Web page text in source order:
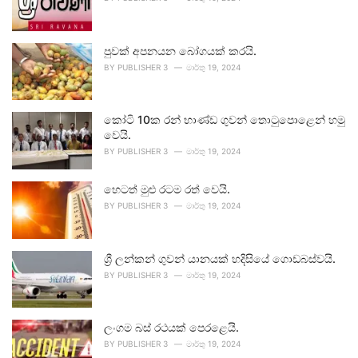
පුවක් අපනයන බෝගයක් කරයි.
BY PUBLISHER 3 මාර්තු 19, 2024
කෝටි 10ක රන් භාණ්ඩ ගුවන් තොටුපොළෙන් හමු
වෙයි.
BY PUBLISHER 3 මාර්තු 19, 2024
හෙටත් මුළු රටම රත් වෙයි.
BY PUBLISHER 3 මාර්තු 19, 2024
ශ්‍රී ලන්කන් ගුවන් යානයක් හදිසියේ ගොඩබස්වයි.
BY PUBLISHER 3 මාර්තු 19, 2024
ලංගම බස් රථයක් පෙරළෙයි.
BY PUBLISHER 3 මාර්තු 19, 2024